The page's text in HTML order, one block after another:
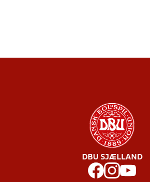
DBU SJÆLLAND